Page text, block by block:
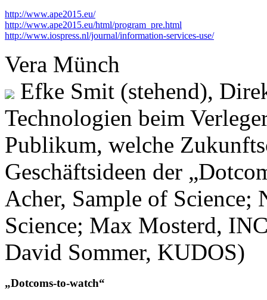
http://www.ape2015.eu/
http://www.ape2015.eu/html/program_pre.html
http://www.iospress.nl/journal/information-services-use/
Vera Münch
Efke Smit (stehend),
Technologien beim
Publikum, welche
Geschäftsideen der
Acher, Sample of
Science; Max Mosterd,
David Sommer, KUDOS)
„Dotcoms-to-watch“